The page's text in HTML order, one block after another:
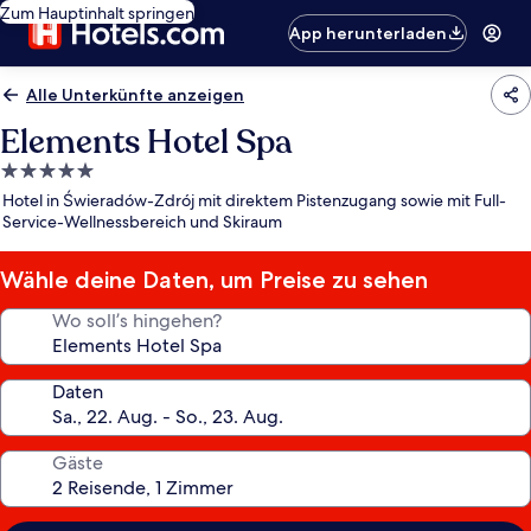
Zum Hauptinhalt springen
App herunterladen
Alle Unterkünfte anzeigen
Elements Hotel Spa
5.0-
Sterne-
Unterkunft
Hotel in Świeradów-Zdrój mit direktem Pistenzugang sowie mit Full-
Service-Wellnessbereich und Skiraum
Wähle deine Daten, um Preise zu sehen
Wo soll’s hingehen?
Daten
Gäste